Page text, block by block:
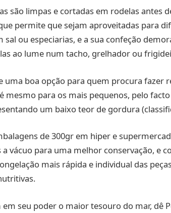
são limpas e cortadas em rodelas antes
permite que sejam aproveitadas para
sal ou especiarias, e a sua confeção
ao lume num tacho, grelhador ou
uma boa opção para quem procura fazer
mesmo para os mais pequenos, pelo
um baixo teor de gordura
de 300gr em hiper e
vácuo para uma melhor conservação, e
mais rápida e individual das
seu poder o maior tesouro do mar, dê